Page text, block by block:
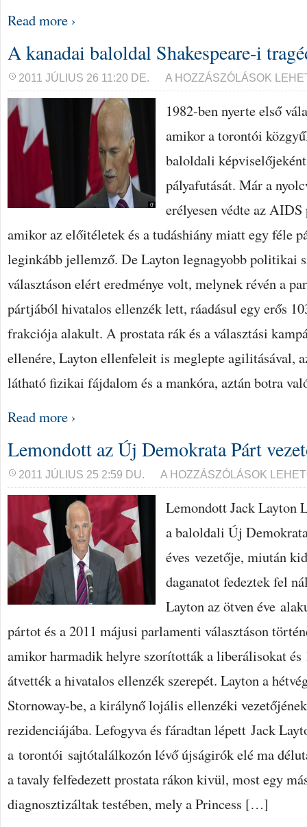
Read more ›
A kanadai baloldal Shakespeare-i
2011 JÚLIUS 26 11:20 DE.
SHAKESPEARE-
BEJEGYZÉSHEZ
A HOZZÁSZÓLÁSOK
1982-ben nyerte első
amikor a torontói
baloldali
pályafutását. Már a
erélyesen védte az
amikor az előitéletek és a tudáshiány miatt egy féle
leginkább jellemző. De Layton legnagyobb politikai
választáson elért eredménye volt, melynek révén a
pártjából hivatalos ellenzék lett, ráadásul egy erős
frakciója alakult. A prostata rák és a választási
ellenére, Layton ellenfeleit is meglepte agilitásával,
látható fizikai fájdalom és a mankóra, aztán botra
Read more ›
Lemondott az Új Demokrata Párt
2011 JÚLIUS 25 2:59 DU.
LEMONDOTT
DEMOKRATA
PÁRT
BEJEGYZÉSHEZ
A HOZZÁSZÓLÁSOK
Lemondott Jack Layton
a baloldali Új
éves vezetője, miután
daganatot fedeztek fel
Layton az ötven éve
pártot és a 2011 májusi parlamenti választáson
amikor harmadik helyre szorították a liberálisokat és
átvették a hivatalos ellenzék szerepét. Layton a
Stornoway-be, a királynő lojális ellenzéki
rezidenciájába. Lefogyva és fáradtan lépett Jack
a torontói sajtótalálkozón lévő újságirók elé ma
a tavaly felfedezett prostata rákon kivül, most egy
diagnosztizáltak testében, mely a Princess […]